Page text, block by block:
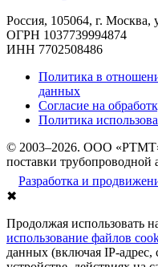
Россия, 105064, г. Москва,
ОГРН 1037739994874
ИНН 7702508486
Политика в
данных
Согласие на
Политика
© 2003–2026. ООО
поставки трубопроводной
Разработка и
✖
Продолжая использовать
использование файлов
данных (включая IP-адрес,